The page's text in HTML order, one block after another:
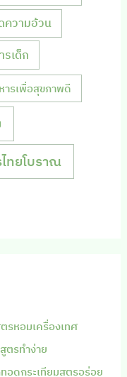
ความอ้วน
รเด็ก
ารเพื่อสุขภาพดี
ไทยโบราณ
รหอมเครื่องเทศ
ตรทำง่าย
อดกระเทียมสูตรอร่อย